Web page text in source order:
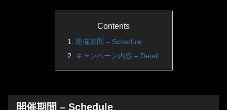
Contents
開催期間 – Schedule
キャンペーン内容 – Detail
開催期間 – Schedule